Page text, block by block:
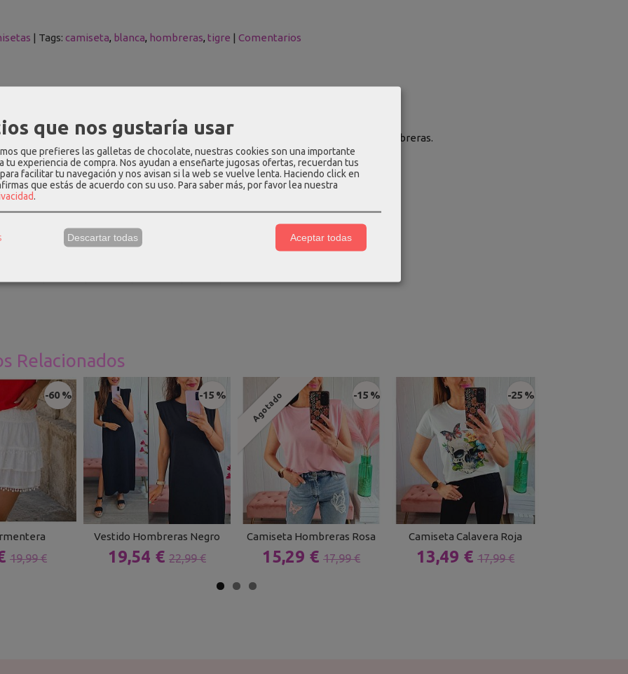
| Tags: camiseta blanca hombreras tigre | Comentarios
color blanco con estampado en el pecho, cuello redondo y manga en sisa con hombreras.
95% algodón - 5% elastano.
aproximadas:
100 100 106
Relacionados
-60 %
19,99 €
-15 %
Vestido Hombreras Negro
19,54 € 22,99 €
Agotado -15 %
Camiseta Hombreras Rosa
15,29 € 17,99 €
-25 %
Camiseta Calavera Roja
13,49 € 17,99 €
que nos gustaría usar
que prefieres las galletas de chocolate, nuestras cookies son una importante
tu experiencia de compra. Nos ayudan a enseñarte jugosas ofertas, recuerdan tus
facilitar tu navegación y nos avisan si la web se vuelve lenta. Haciendo click en
que estás de acuerdo con su uso. Para saber más, por favor lea nuestra
.
Descartar todas Aceptar todas